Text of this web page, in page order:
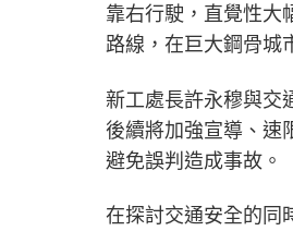
靠右行駛，直覺性大
路線，在巨大鋼骨城
新工處長許永穆與交
後續將加強宣導、速
避免誤判造成事故。
在探討交通安全的同